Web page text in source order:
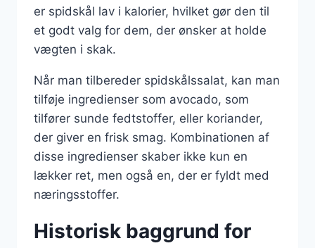
er spidskål lav i kalorier, hvilket gør den til
et godt valg for dem, der ønsker at holde
vægten i skak.
Når man tilbereder spidskålssalat, kan man
tilføje ingredienser som avocado, som
tilfører sunde fedtstoffer, eller koriander,
der giver en frisk smag. Kombinationen af
disse ingredienser skaber ikke kun en
lækker ret, men også en, der er fyldt med
næringsstoffer.
Historisk baggrund for